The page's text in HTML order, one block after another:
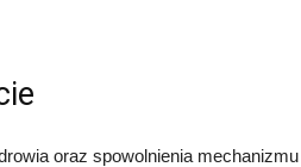
oraz spowolnienia